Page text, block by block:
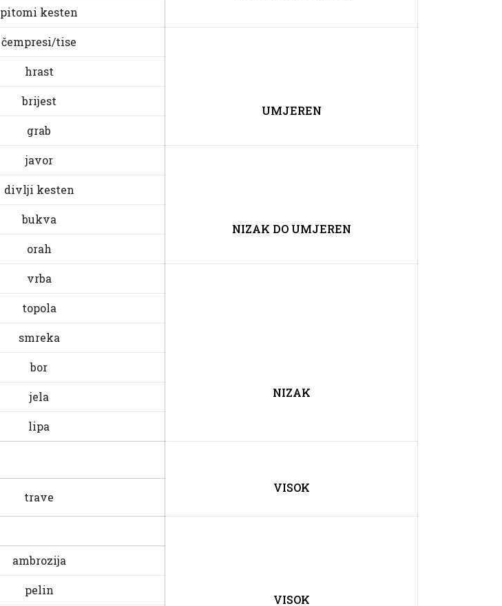
pitomi kesten
čempresi/tise
UMJEREN
hrast
brijest
grab
javor
NIZAK DO UMJEREN
divlji kesten
bukva
orah
vrba
NIZAK
topola
smreka
bor
jela
lipa
VISOK
trave
VISOK
ambrozija
pelin